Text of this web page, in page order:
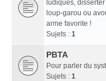
ludiques,
loup-garou ou
arme favorite !
Sujets : 1
PBTA
Pour parler du
Sujets : 1